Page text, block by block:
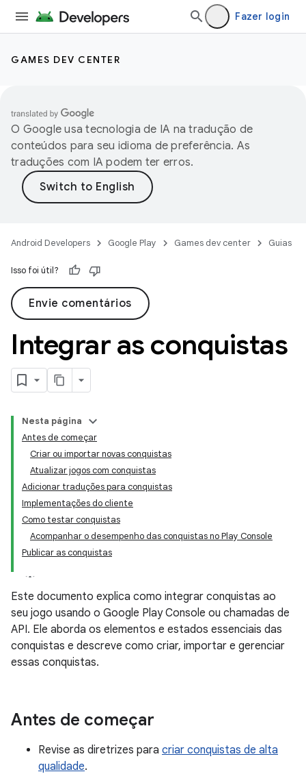
Fazer login
GAMES DEV CENTER
O Google usa tecnologia de IA na tradução de
conteúdos para seu idioma de preferência. As
traduções com IA podem ter erros.
Android Developers Google Play Games dev center Guias
Isso foi útil?
Envie comentários
Integrar as conquistas
Nesta página
Antes de começar
Criar ou importar novas conquistas
Atualizar jogos com conquistas
Adicionar traduções para conquistas
Implementações do cliente
Como testar conquistas
Acompanhar o desempenho das conquistas no Play Console
Publicar as conquistas
Este documento explica como integrar conquistas ao
seu jogo usando o Google Play Console ou chamadas de
API. Ele aborda os elementos e estados essenciais das
conquistas e descreve como criar, importar e gerenciar
essas conquistas.
Antes de começar
Revise as diretrizes para criar conquistas de alta
qualidade.